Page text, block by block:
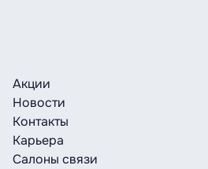
Акции
Новости
Контакты
Карьера
Салоны связи